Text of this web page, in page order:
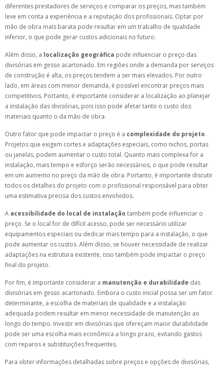
diferentes prestadores de serviços e comparar os preços, mas também
leve em conta a experiência e a reputação dos profissionais. Optar por
mão de obra mais barata pode resultar em um trabalho de qualidade
inferior, o que pode gerar custos adicionais no futuro.
Além disso, a localização geográfica pode influenciar o preço das
divisórias em gesso acartonado. Em regiões onde a demanda por serviços
de construção é alta, os preços tendem a ser mais elevados. Por outro
lado, em áreas com menor demanda, é possível encontrar preços mais
competitivos. Portanto, é importante considerar a localização ao planejar
a instalação das divisórias, pois isso pode afetar tanto o custo dos
materiais quanto o da mão de obra.
Outro fator que pode impactar o preço é a complexidade do projeto.
Projetos que exigem cortes e adaptações especiais, como nichos, portas
ou janelas, podem aumentar o custo total. Quanto mais complexa for a
instalação, mais tempo e esforço serão necessários, o que pode resultar
em um aumento no preço da mão de obra. Portanto, é importante discutir
todos os detalhes do projeto com o profissional responsável para obter
uma estimativa precisa dos custos envolvidos.
A acessibilidade do local de instalação também pode influenciar o
preço. Se o local for de difícil acesso, pode ser necessário utilizar
equipamentos especiais ou dedicar mais tempo para a instalação, o que
pode aumentar os custos. Além disso, se houver necessidade de realizar
adaptações na estrutura existente, isso também pode impactar o preço
final do projeto.
Por fim, é importante considerar a manutenção e durabilidade das
divisórias em gesso acartonado. Embora o custo inicial possa ser um fator
determinante, a escolha de materiais de qualidade e a instalação
adequada podem resultar em menor necessidade de manutenção ao
longo do tempo. Investir em divisórias que ofereçam maior durabilidade
pode ser uma escolha mais econômica a longo prazo, evitando gastos
com reparos e substituições frequentes.
Para obter informações detalhadas sobre preços e opções de divisórias,